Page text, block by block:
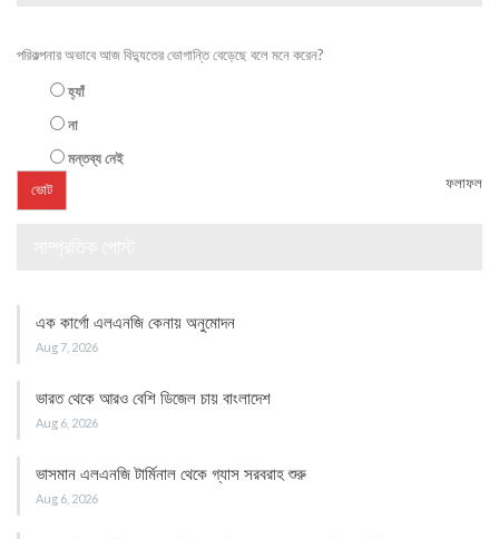
পরিকল্পনার অভাবে আজ বিদ্যুতের ভোগান্তি বেড়েছে বলে মনে করেন?
হ্যাঁ
না
মন্তব্য নেই
ফলাফল
এক কার্গো এলএনজি কেনায় অনুমোদন
Aug 7, 2026
ভারত থেকে আরও বেশি ডিজেল চায় বাংলাদেশ
Aug 6, 2026
ভাসমান এলএনজি টার্মিনাল থেকে গ্যাস সরবরাহ শুরু
Aug 6, 2026